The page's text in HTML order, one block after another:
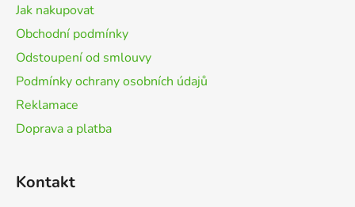
Jak nakupovat
Obchodní podmínky
Odstoupení od smlouvy
Podmínky ochrany osobních údajů
Reklamace
Doprava a platba
Kontakt